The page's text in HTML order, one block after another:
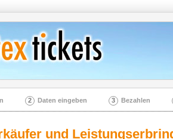
2 Daten eingeben 3 Bezahlen
und